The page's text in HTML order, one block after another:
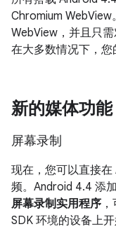
Chromium
WebView，并且只
在大多数情况下，您
新的媒体功能
屏幕录制
现在，您可以直接
频。 Android 4.4 添
屏幕录制实用程序
SDK 环境的设备上